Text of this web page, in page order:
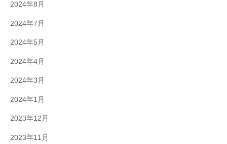
2024年8月
2024年7月
2024年5月
2024年4月
2024年3月
2024年1月
2023年12月
2023年11月